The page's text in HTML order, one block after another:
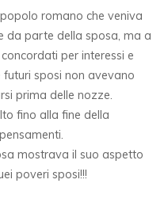
romano che veniva
da parte della sposa, ma a
per interessi e
futuri sposi non avevano
prima delle nozze.
fino alla fine della
mostrava il suo aspetto
poveri sposi!!!